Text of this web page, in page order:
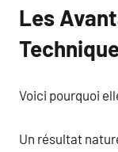
Les
Voici pourquoi
Un résultat